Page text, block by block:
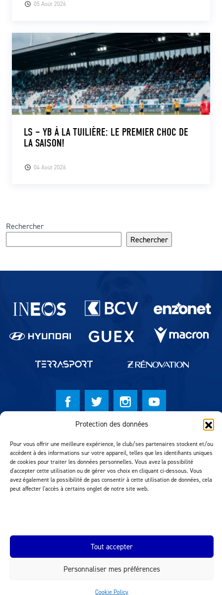
Protection des données
Pour vous offrir une meilleure expérience, le club/ses partenaires stockent et/ou
accèdent à des informations sur votre appareil, telles que les identifiants uniques
de cookies pour traiter les données personnelles. Vous avez la possibilité
d'accepter cette utilisation ou de gérer vos choix en cliquant ci-dessous. Vous
avez également la possibilité de pas consentir à cette utilisation de données, cela
peut affecter l'accès à certains onglet de notre site web.
Tout accepter
Personnaliser mes préférences
Cookie Policy
05 Août 2026
04 Août 2026
LS – YB À LA TUILIÈRE: LE PREMIER CHOC DE
LA SAISON!
Rechercher
Rechercher
Partenaires du lausanne-Sport
Réalisation MTM Agency